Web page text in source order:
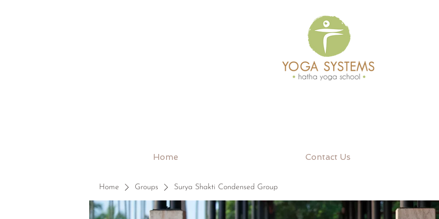
Home Contact Us
Home Groups Surya Shakti Condensed Group